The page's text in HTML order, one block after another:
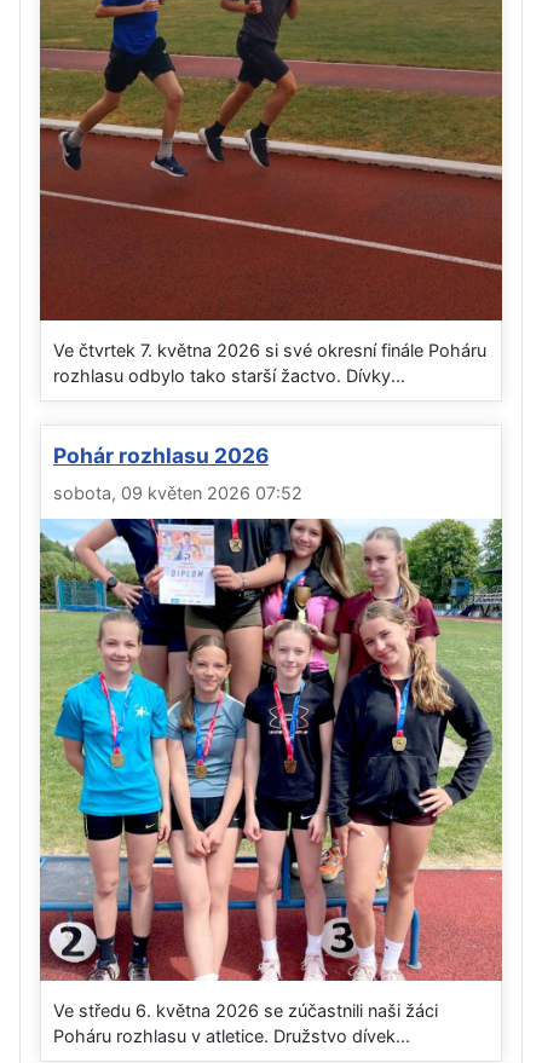
Ve čtvrtek 7. května 2026 si své okresní finále Poháru
rozhlasu odbylo tako starší žactvo. Dívky...
Pohár rozhlasu 2026
sobota, 09 květen 2026 07:52
Ve středu 6. května 2026 se zúčastnili naši žáci
Poháru rozhlasu v atletice. Družstvo dívek...